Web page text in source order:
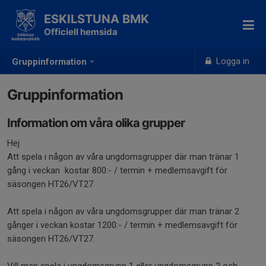
Gruppinformation Logga in
ESKILSTUNA BMK
Officiell hemsida
Gruppinformation
Information om våra olika grupper
Hej
Att spela i någon av våra ungdomsgrupper där man tränar 1
gång i veckan kostar 800:- / termin + medlemsavgift för
säsongen HT26/VT27.
Att spela i någon av våra ungdomsgrupper där man tränar 2
gånger i veckan kostar 1200:- / termin + medlemsavgift för
säsongen HT26/VT27.